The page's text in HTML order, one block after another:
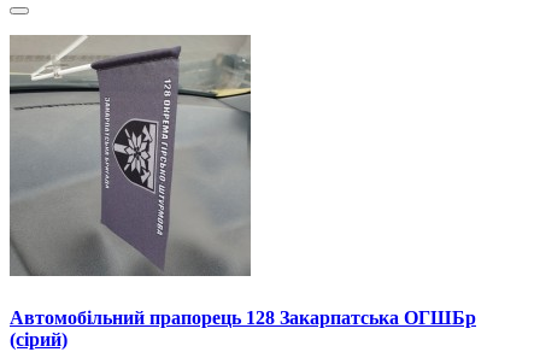
Автомобільний прапорець 128 Закарпатська ОГШБр
(сірий)